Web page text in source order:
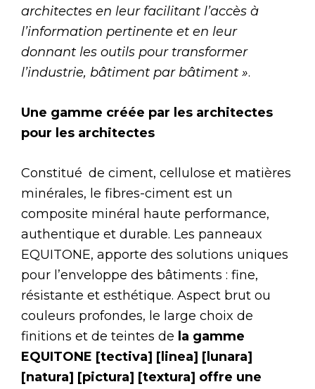
architectes en leur facilitant l’accès à
l’information pertinente et en leur
donnant les outils pour transformer
l’industrie, bâtiment par bâtiment ».
Une gamme créée par les architectes
pour les architectes
Constitué de ciment, cellulose et matières
minérales, le fibres-ciment est un
composite minéral haute performance,
authentique et durable. Les panneaux
EQUITONE, apporte des solutions uniques
pour l’enveloppe des bâtiments : fine,
résistante et esthétique. Aspect brut ou
couleurs profondes, le large choix de
finitions et de teintes de la gamme
EQUITONE [tectiva] [linea] [lunara]
[natura] [pictura] [textura] offre une